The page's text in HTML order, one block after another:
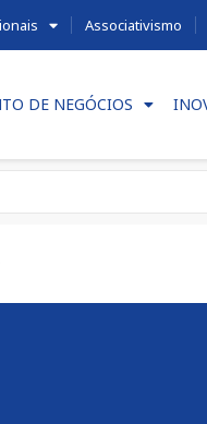
Associativismo
DE NEGÓCIOS